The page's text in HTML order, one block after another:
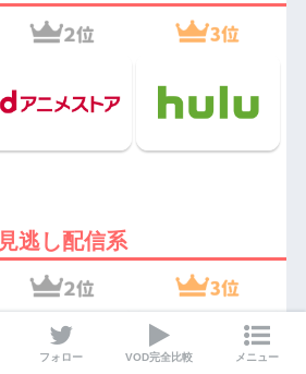
見逃し配信系
フォロー VOD完全比較 メニュー